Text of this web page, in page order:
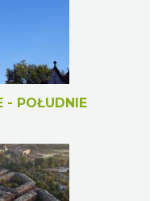
- POŁUDNIE